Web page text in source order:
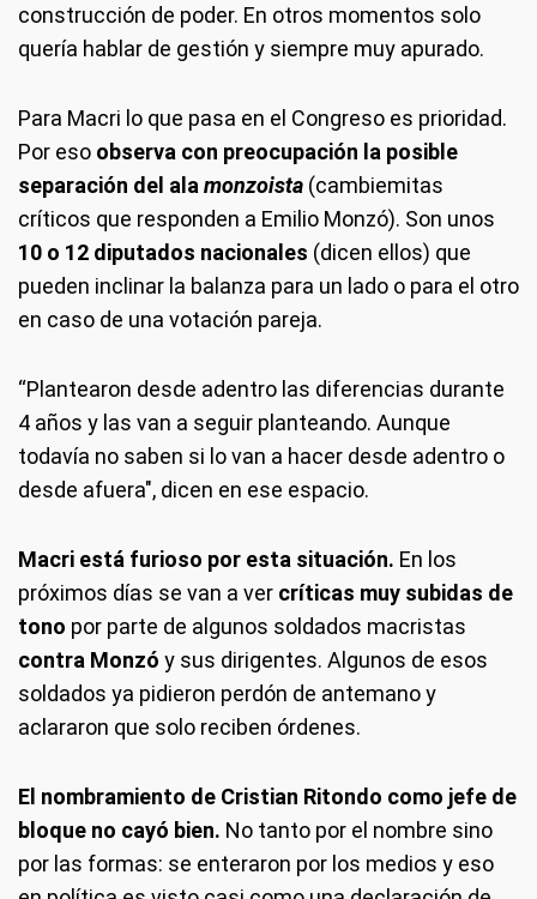
construcción de poder. En otros momentos solo
quería hablar de gestión y siempre muy apurado.
Para Macri lo que pasa en el Congreso es prioridad.
Por eso observa con preocupación la posible
separación del ala monzoista (cambiemitas
críticos que responden a Emilio Monzó). Son unos
10 o 12 diputados nacionales (dicen ellos) que
pueden inclinar la balanza para un lado o para el otro
en caso de una votación pareja.
“Plantearon desde adentro las diferencias durante
4 años y las van a seguir planteando. Aunque
todavía no saben si lo van a hacer desde adentro o
desde afuera", dicen en ese espacio.
Macri está furioso por esta situación. En los
próximos días se van a ver críticas muy subidas de
tono por parte de algunos soldados macristas
contra Monzó y sus dirigentes. Algunos de esos
soldados ya pidieron perdón de antemano y
aclararon que solo reciben órdenes.
El nombramiento de Cristian Ritondo como jefe de
bloque no cayó bien. No tanto por el nombre sino
por las formas: se enteraron por los medios y eso